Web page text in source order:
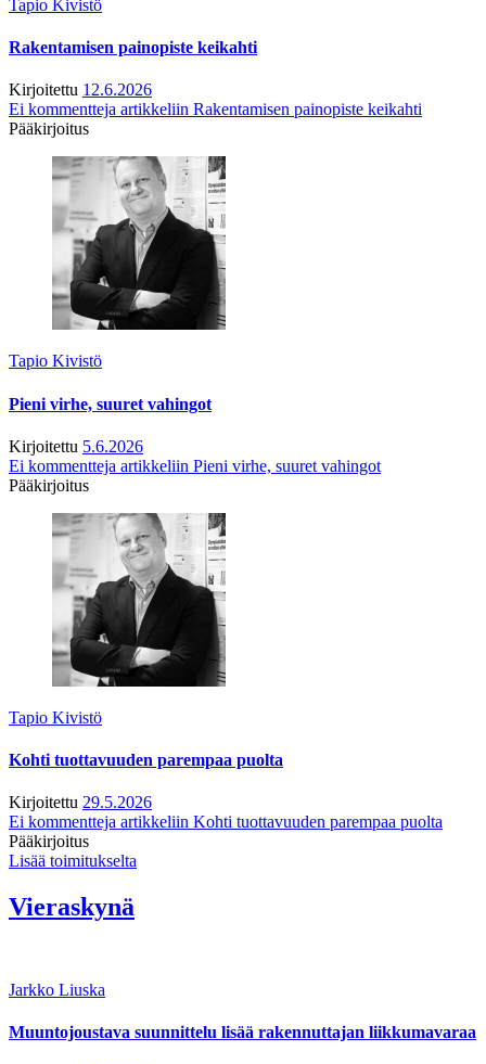
Tapio Kivistö
Rakentamisen painopiste keikahti
Kirjoitettu 12.6.2026
Ei kommentteja artikkeliin Rakentamisen painopiste keikahti
Pääkirjoitus
Tapio Kivistö
Pieni virhe, suuret vahingot
Kirjoitettu 5.6.2026
Ei kommentteja artikkeliin Pieni virhe, suuret vahingot
Pääkirjoitus
Tapio Kivistö
Kohti tuottavuuden parempaa puolta
Kirjoitettu 29.5.2026
Ei kommentteja artikkeliin Kohti tuottavuuden parempaa puolta
Pääkirjoitus
Lisää toimitukselta
Vieraskynä
Jarkko Liuska
Muuntojoustava suunnittelu lisää rakennuttajan liikkumavaraa